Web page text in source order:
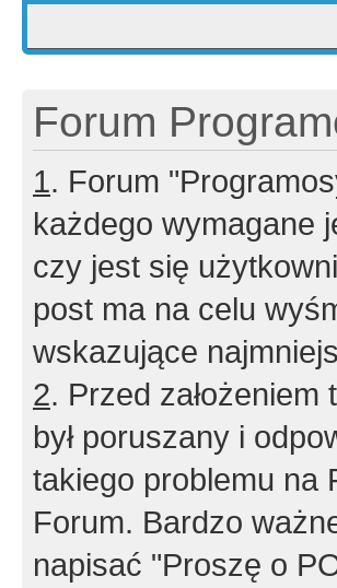
Forum
1. Forum
każdego wymagane
czy jest się
post ma na celu
wskazujące
2. Przed
był poruszany i
takiego problemu na
Forum. Bardzo
napisać "Proszę o